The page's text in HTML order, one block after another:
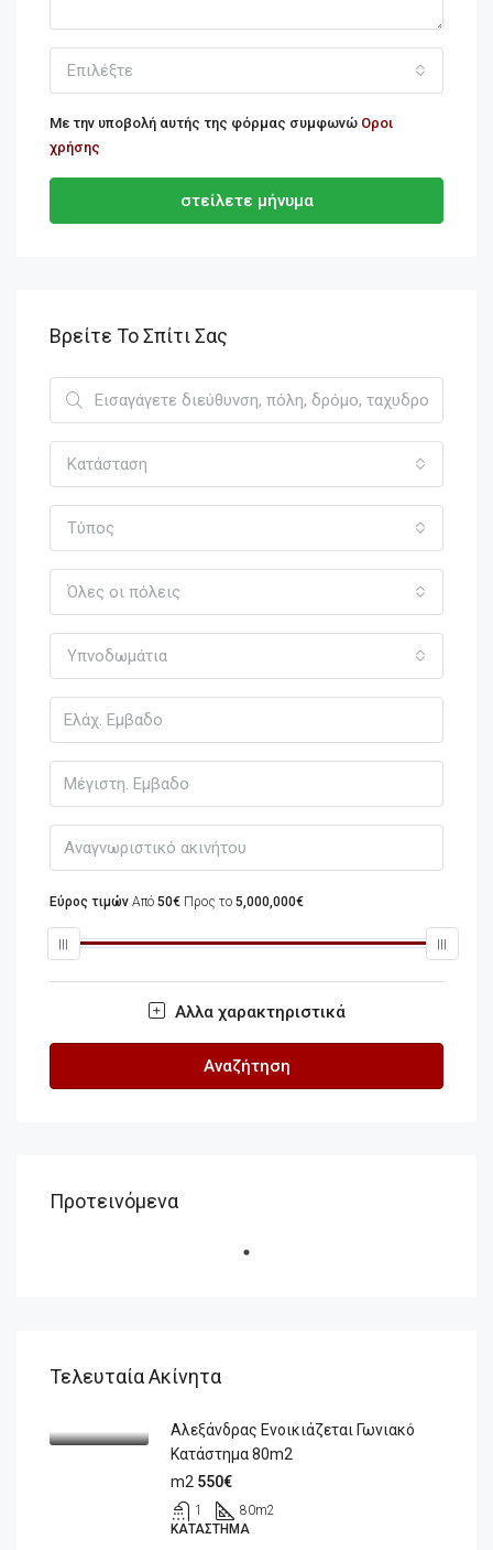
Επιλέξτε
Με την υποβολή αυτής της φόρμας συμφωνώ Οροι
χρήσης
στείλετε μήνυμα
Βρείτε Το Σπίτι Σας
Κατάσταση
Τύπος
Όλες οι πόλεις
Υπνοδωμάτια
Εύρος τιμών Από 50€ Προς το 5,000,000€
Αλλα χαρακτηριστικά
Αναζήτηση
Προτεινόμενα
Τελευταία Ακίνητα
Αλεξάνδρας Ενοικιάζεται Γωνιακό
Κατάστημα 80m2
m2 550€
1 80m2
ΚΑΤΆΣΤΗΜΑ